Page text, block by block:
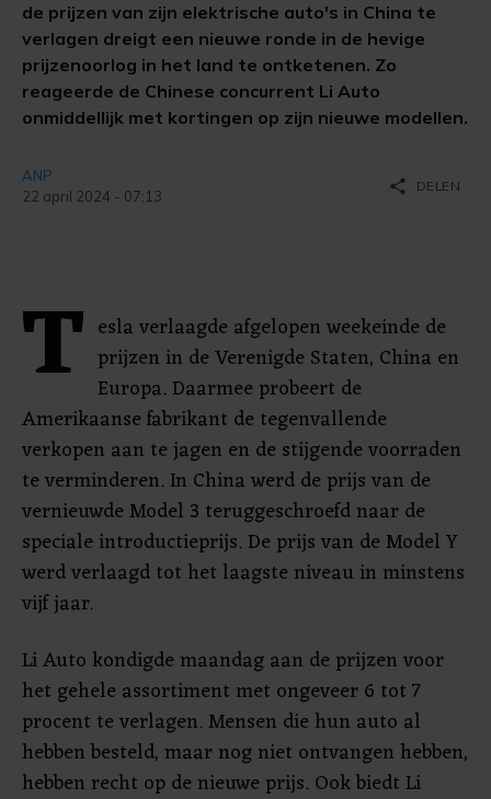
de prijzen van zijn elektrische auto's in China te
verlagen dreigt een nieuwe ronde in de hevige
prijzenoorlog in het land te ontketenen. Zo
reageerde de Chinese concurrent Li Auto
onmiddellijk met kortingen op zijn nieuwe modellen.
ANP
22 april 2024 - 07:13
share DELEN
T esla verlaagde afgelopen weekeinde de
prijzen in de Verenigde Staten, China en
Europa. Daarmee probeert de
Amerikaanse fabrikant de tegenvallende
verkopen aan te jagen en de stijgende voorraden
te verminderen. In China werd de prijs van de
vernieuwde Model 3 teruggeschroefd naar de
speciale introductieprijs. De prijs van de Model Y
werd verlaagd tot het laagste niveau in minstens
vijf jaar.
Li Auto kondigde maandag aan de prijzen voor
het gehele assortiment met ongeveer 6 tot 7
procent te verlagen. Mensen die hun auto al
hebben besteld, maar nog niet ontvangen hebben,
hebben recht op de nieuwe prijs. Ook biedt Li